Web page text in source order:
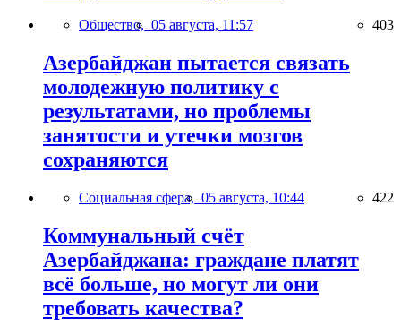
Общество, 05 августа, 11:57 403
Азербайджан пытается связать
молодежную политику с
результатами, но проблемы
занятости и утечки мозгов
сохраняются
Социальная сфера, 05 августа, 10:44 422
Коммунальный счёт
Азербайджана: граждане платят
всё больше, но могут ли они
требовать качества?